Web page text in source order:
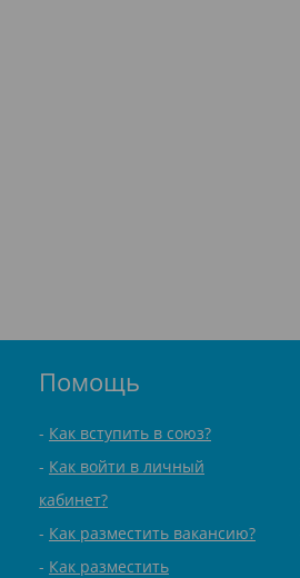
Помощь
Как вступить в союз?
Как войти в личный
кабинет?
Как разместить вакансию?
Как разместить